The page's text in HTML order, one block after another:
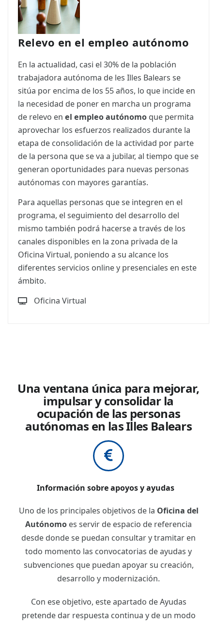
Relevo en el empleo autónomo
En la actualidad, casi el 30% de la población
trabajadora autónoma de les Illes Balears se
sitúa por encima de los 55 años, lo que incide en
la necesidad de poner en marcha un programa
de relevo en el empleo autónomo que permita
aprovechar los esfuerzos realizados durante la
etapa de consolidación de la actividad por parte
de la persona que se va a jubilar, al tiempo que se
generan oportunidades para nuevas personas
autónomas con mayores garantías.
Para aquellas personas que se integren en el
programa, el seguimiento del desarrollo del
mismo también podrá hacerse a través de los
canales disponibles en la zona privada de la
Oficina Virtual, poniendo a su alcance los
diferentes servicios online y presenciales en este
ámbito.
Oficina Virtual
Una ventana única para mejorar,
impulsar y consolidar la
ocupación de las personas
autónomas en las Illes Balears
Información sobre apoyos y ayudas
Uno de los principales objetivos de la Oficina del
Autónomo es servir de espacio de referencia
desde donde se puedan consultar y tramitar en
todo momento las convocatorias de ayudas y
subvenciones que puedan apoyar su creación,
desarrollo y modernización.
Con ese objetivo, este apartado de Ayudas
pretende dar respuesta continua y de un modo